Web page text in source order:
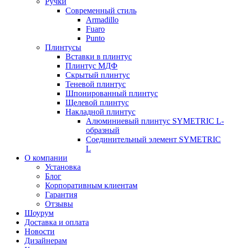
Современный стиль
Armadillo
Fuaro
Punto
Плинтусы
Вставки в плинтус
Плинтус МДФ
Скрытый плинтус
Теневой плинтус
Шпонированный плинтус
Щелевой плинтус
Накладной плинтус
Алюминиевый плинтус SYMETRIC L-
образный
Соединительный элемент SYMETRIC
L
О компании
Установка
Блог
Корпоративным клиентам
Гарантия
Отзывы
Шоурум
Доставка и оплата
Новости
Дизайнерам